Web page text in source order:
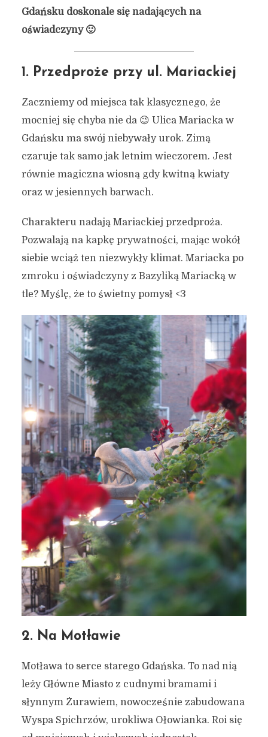
Gdańsku doskonale się nadających na
oświadczyny 🙂
1. Przedproże przy ul. Mariackiej
Zaczniemy od miejsca tak klasycznego, że
mocniej się chyba nie da 😉 Ulica Mariacka w
Gdańsku ma swój niebywały urok. Zimą
czaruje tak samo jak letnim wieczorem. Jest
równie magiczna wiosną gdy kwitną kwiaty
oraz w jesiennych barwach.
Charakteru nadają Mariackiej przedproża.
Pozwalają na kapkę prywatności, mając wokół
siebie wciąż ten niezwykły klimat. Mariacka po
zmroku i oświadczyny z Bazyliką Mariacką w
tle? Myślę, że to świetny pomysł <3
2. Na Motławie
Motława to serce starego Gdańska. To nad nią
leży Główne Miasto z cudnymi bramami i
słynnym Żurawiem, nowocześnie zabudowana
Wyspa Spichrzów, urokliwa Ołowianka. Roi się